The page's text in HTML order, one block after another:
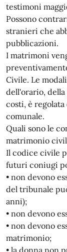
testimoni
Possono
stranieri che
pubblicazioni.
I matrimoni
Civile. Le
dell'orario,
costi, è
comunale.
Quali sono le
matrimonio
Il codice civile
futuri coniugi
• non devono
del tribunale
anni);
• non devono
• non devono
matrimonio;
• la donna non